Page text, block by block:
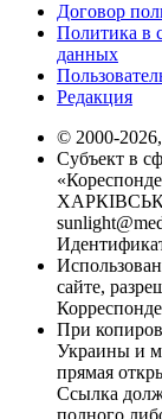
Договор
Политика в
данных
Редакция
© 2000-
Субъект в
сайте,
При
Украины и
прямая
Ссылка